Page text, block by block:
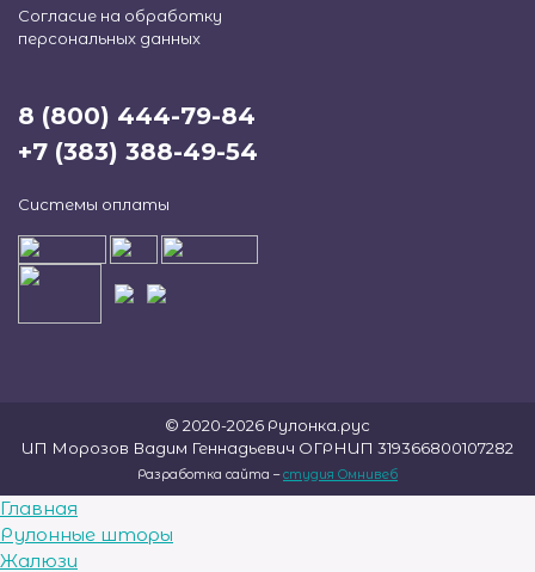
Согласие на обработку
персональных данных
8 (800) 444-79-84
+7 (383) 388-49-54
Системы оплаты
© 2020-2026 Рулонка.рус
ИП Морозов Вадим Геннадьевич ОГРНИП 319366800107282
Разработка сайта –студия Омнивеб
Главная
Рулонные шторы
Жалюзи